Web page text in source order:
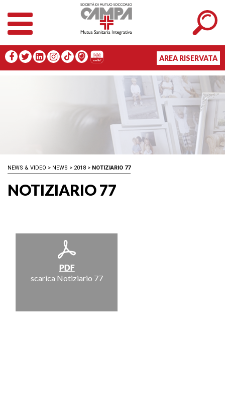
AREA RISERVATA
NEWS & VIDEO > NEWS > 2018 > NOTIZIARIO 77
NOTIZIARIO 77
scarica Notiziario 77